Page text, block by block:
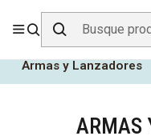
ENVÍO GRATIS
Armas y Lanzadores
ARMAS